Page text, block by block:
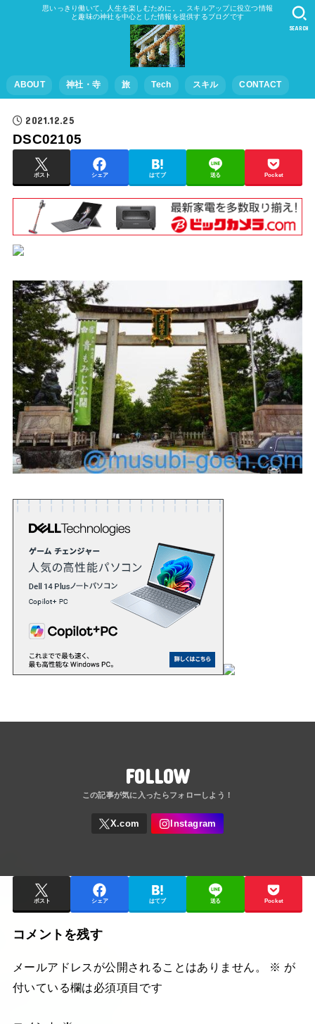
思いっきり働いて、人生を楽しむために。。スキルアップに役立つ情報
と趣味の神社を中心とした情報を提供するブログです
ABOUT 神社・寺 旅 Tech スキル CONTACT
SEARCH
2021.12.25
DSC02105
ポスト シェア はてブ 送る Pocket
FOLLOW
ポスト シェア はてブ 送る Pocket
コメントを残す
メールアドレスが公開されることはありません。 ※ が
付いている欄は必須項目です